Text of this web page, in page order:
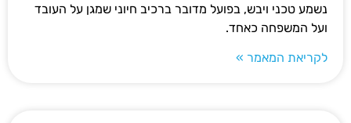
נשמע טכני ויבש, בפועל מדובר ברכיב חיוני שמגן על העובד
ועל המשפחה כאחד.
לקריאת המאמר »